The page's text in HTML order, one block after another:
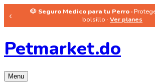
‹ 🐶 Seguro Medico para tu Perro ·
bolsillo · Ver planes
Petmarket.do
Menu